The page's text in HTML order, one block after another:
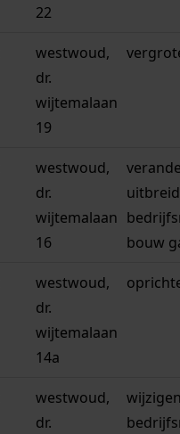
22
westwoud,
dr.
wijtemalaan
19
westwoud,
dr.
wijtemalaan
16
bouw
westwoud,
dr.
wijtemalaan
14a
westwoud,
dr.